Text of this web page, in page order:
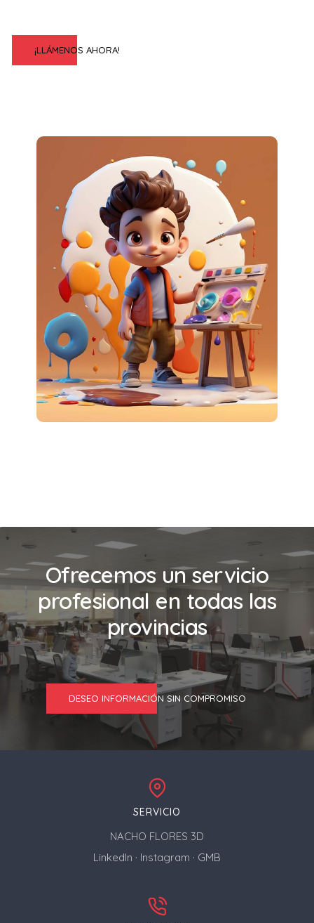
¡LLÁMENOS AHORA!
Ofrecemos un servicio
profesional en todas las
provincias
DESEO INFORMACIÓN SIN COMPROMISO
SERVICIO
NACHO FLORES 3D
LinkedIn · Instagram · GMB